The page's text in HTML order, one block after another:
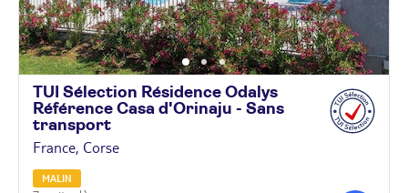
TUI Sélection Résidence Odalys
Référence Casa d'Orinaju - Sans
transport
France, Corse
MALIN